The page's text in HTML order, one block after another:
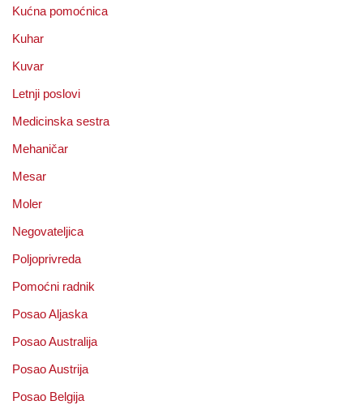
Kućna pomoćnica
Kuhar
Kuvar
Letnji poslovi
Medicinska sestra
Mehaničar
Mesar
Moler
Negovateljica
Poljoprivreda
Pomoćni radnik
Posao Aljaska
Posao Australija
Posao Austrija
Posao Belgija